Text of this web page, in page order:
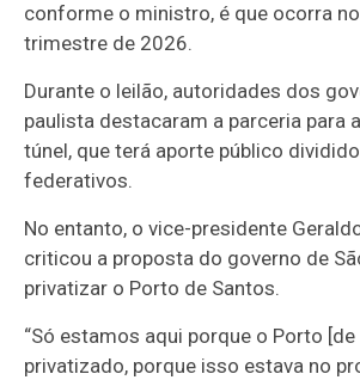
conforme o ministro, é que ocorra
trimestre de 2026.
Durante o leilão, autoridades dos
paulista destacaram a parceria para
túnel, que terá aporte público
federativos.
No entanto, o vice-presidente
criticou a proposta do governo de
privatizar o Porto de Santos.
“Só estamos aqui porque o Porto
privatizado, porque isso estava no